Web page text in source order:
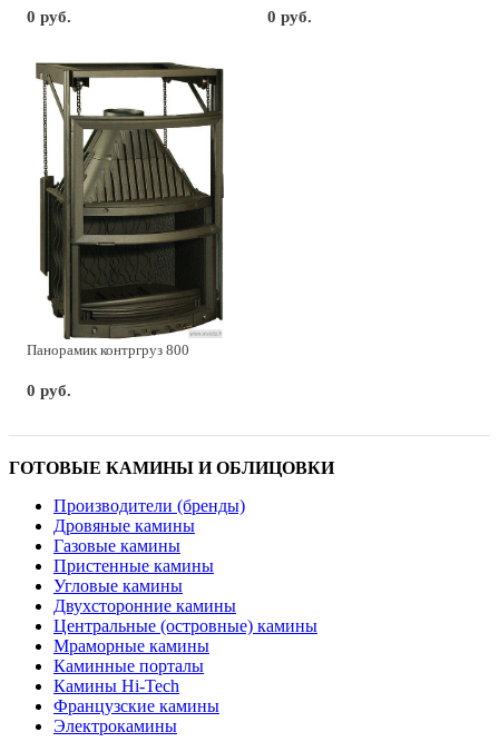
0 руб. 0 руб.
Панорамик контргруз 800
0 руб.
ГОТОВЫЕ КАМИНЫ И ОБЛИЦОВКИ
Производители (бренды)
Дровяные камины
Газовые камины
Пристенные камины
Угловые камины
Двухсторонние камины
Центральные (островные) камины
Мраморные камины
Каминные порталы
Камины Hi-Tech
Французские камины
Электрокамины